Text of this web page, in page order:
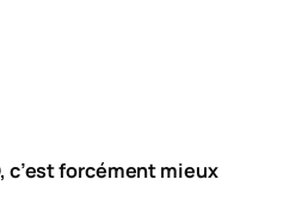
c’est forcément mieux